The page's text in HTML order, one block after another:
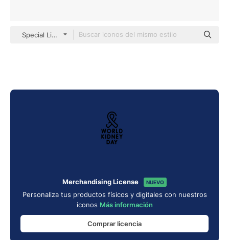
Special Lineal
Merchandising License NUEVO
Personaliza tus productos físicos y digitales con nuestros
iconos Más información
Comprar licencia